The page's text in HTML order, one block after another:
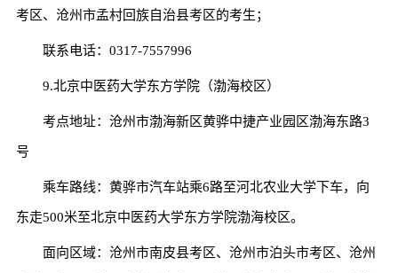
考区、沧州市孟村回族自治县考区的考生；
联系电话：0317-7557996
9.北京中医药大学东方学院（渤海校区）
考点地址：沧州市渤海新区黄骅中捷产业园区渤海东路3
号
乘车路线：黄骅市汽车站乘6路至河北农业大学下车，向
东走500米至北京中医药大学东方学院渤海校区。
面向区域：沧州市南皮县考区、沧州市泊头市考区、沧州